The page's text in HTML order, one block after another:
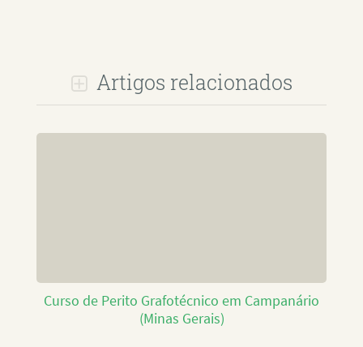
Artigos relacionados
Curso de Perito Grafotécnico em Campanário
(Minas Gerais)